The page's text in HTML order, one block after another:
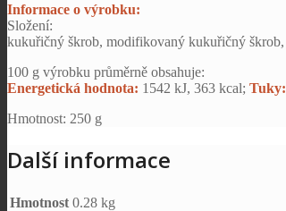
Informace o výrobku:
Složení:
kukuřičný škrob, modifikovaný kukuřičný škrob,
100 g výrobku průměrně obsahuje:
Energetická hodnota: 1542 kJ, 363 kcal; Tuky:
Hmotnost: 250 g
Další informace
Hmotnost 0.28 kg